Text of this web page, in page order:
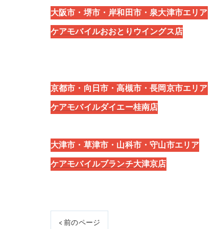
大阪市・堺市・岸和田市・泉大津市エリア
ケアモバイルおおとりウイングス店
京都市・向日市・高槻市・長岡京市エリア
ケアモバイルダイエー桂南店
大津市・草津市・山科市・守山市エリア
ケアモバイルブランチ大津京店
< 前のページ